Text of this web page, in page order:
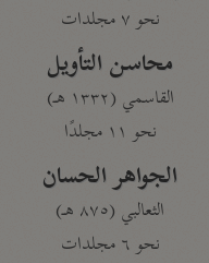
نحو ٧ مجلدات
محاسن التأويل
القاسمي (١٣٣٢ هـ)
نحو ١١ مجلدًا
الجواهر الحسان
الثعالبي (٨٧٥ هـ)
نحو ٦ مجلدات